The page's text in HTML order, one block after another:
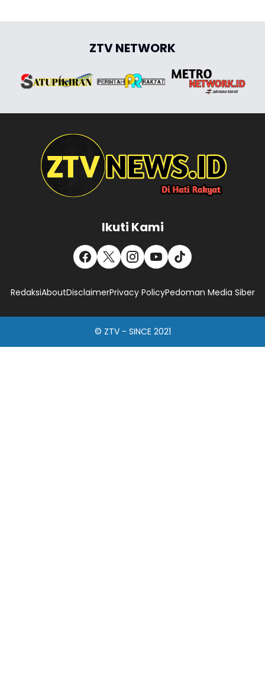
ZTV NETWORK
Ikuti Kami
RedaksiAboutDisclaimerPrivacy PolicyPedoman Media Siber
© ZTV - SINCE 2021